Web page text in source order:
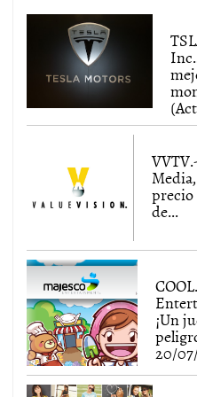
precio
de...
¡Un
20/